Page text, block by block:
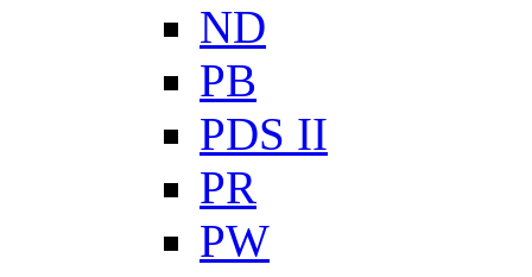
ND
PB
PDS II
PR
PW